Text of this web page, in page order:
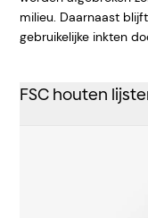
milieu. Daarnaast
gebruikelijke inkten
FSC houten